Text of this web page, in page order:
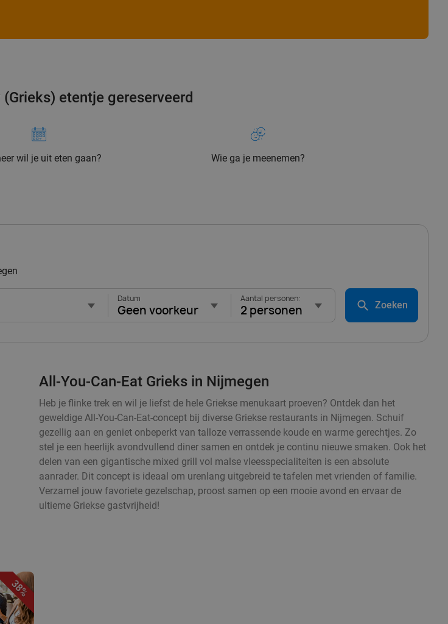
etentje gereserveerd
wil je uit eten gaan? Wie ga je meenemen?
Datum
Geen voorkeur
Aantal personen:
2 personen Zoeken
All-You-Can-Eat Grieks in Nijmegen
Heb je flinke trek en wil je liefst de hele Griekse menukaart proeven? Ontdek dan het
geweldige All-You-Can-Eat-concept bij diverse Griekse restaurants in Nijmegen. Schuif
gezellig aan en geniet onbeperkt van talloze verrassende koude en warme gerechtjes. Zo
stel je een heerlijk avondvullend diner samen en ontdek je continu nieuwe smaken. Ook het
delen van een gigantische mixed grill vol malse vleesspecialiteiten is een absolute
aanrader. Dit concept is ideaal om urenlang uitgebreid te tafelen met vrienden of familie.
Verzamel jouw favoriete gezelschap, proost samen op een mooie avond en ervaar de
ultieme Griekse gastvrijheid!
38%